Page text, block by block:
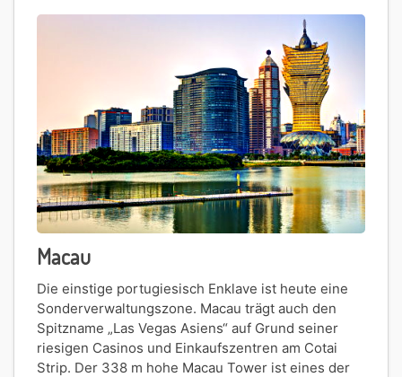
Macau
Die einstige portugiesisch Enklave ist heute eine
Sonderverwaltungszone. Macau trägt auch den
Spitzname „Las Vegas Asiens“ auf Grund seiner
riesigen Casinos und Einkaufszentren am Cotai
Strip. Der 338 m hohe Macau Tower ist eines der